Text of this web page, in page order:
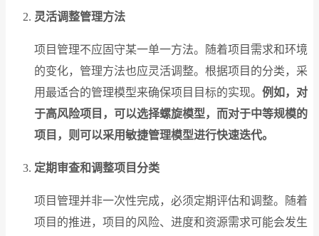
灵活调整管理方法
项目管理不应固守某一单一方法。随着项目需求和环境
的变化，管理方法也应灵活调整。根据项目的分类，采
用最适合的管理模型来确保项目目标的实现。 例如，对
于高风险项目，可以选择螺旋模型，而对于中等规模的
项目，则可以采用敏捷管理模型进行快速迭代。
定期审查和调整项目分类
项目管理并非一次性完成，必须定期评估和调整。随着
项目的推进，项目的风险、进度和资源需求可能会发生